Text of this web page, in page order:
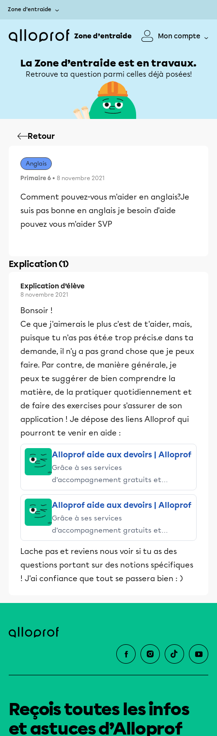
Zone d’entraide
Zone d’entraide Mon compte
La Zone d’entraide est en travaux.
Retrouve ta question parmi celles déjà posées!
Retour
Anglais
Primaire 6 • 8 novembre 2021
Comment pouvez-vous m'aider en anglais?Je
suis pas bonne en anglais je besoin d'aide
pouvez vous m'aider SVP
Explication (1)
Explication d’élève
8 novembre 2021
Bonsoir !
Ce que j'aimerais le plus c'est de t'aider, mais,
puisque tu n'as pas été.e trop précis.e dans ta
demande, il n'y a pas grand chose que je peux
faire. Par contre, de manière générale, je
peux te suggérer de bien comprendre la
matière, de la pratiquer quotidiennement et
de faire des exercises pour s'assurer de son
application ! Je dépose des liens Alloprof qui
pourront te venir en aide :
Alloprof aide aux devoirs | Alloprof
Grâce à ses services
d’accompagnement gratuits et
stimulants, Alloprof engage les élèves
et leurs parents dans la réussite
éducative.
Alloprof aide aux devoirs | Alloprof
Grâce à ses services
d’accompagnement gratuits et
stimulants, Alloprof engage les élèves
et leurs parents dans la réussite
éducative.
Lache pas et reviens nous voir si tu as des
questions portant sur des notions spécifiques
! J'ai confiance que tout se passera bien : )
Reçois toutes les infos
et astuces d’Alloprof